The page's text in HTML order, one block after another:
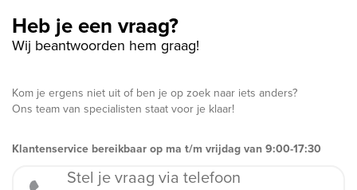
Heb je een vraag?
Wij beantwoorden hem graag!
Kom je ergens niet uit of ben je op zoek naar iets anders?
Ons team van specialisten staat voor je klaar!
Klantenservice bereikbaar op ma t/m vrijdag van 9:00-17:30
Stel je vraag via telefoon